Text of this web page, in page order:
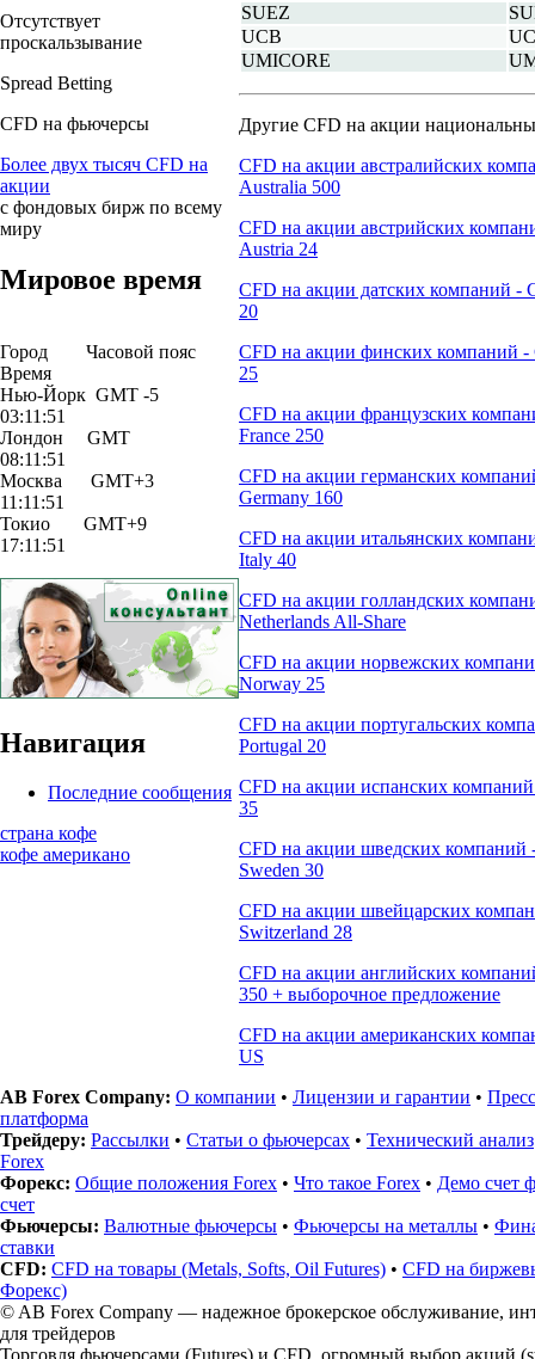
Отсутствует
проскальзывание
Spreаd Betting
CFD на фьючерсы
Более двух тысяч CFD на
акции
с фондовых бирж по всему
миру
Мировое время
Город Часовой пояс
Время
Нью-Йорк GMT -5
03:11:51
Лондон GMT
08:11:51
Москва GMT+3
11:11:51
Токио GMT+9
17:11:51
Навигация
Последние сообщения
страна кофе
кофе американо
SUEZ
UCB
UMICORE
Другие CFD на акции
CFD на акции австралийских
Australia 500
CFD на акции австрийских
Austria 24
CFD на акции датских компаний -
20
CFD на акции финских компаний -
25
CFD на акции французских
France 250
CFD на акции германских
Germany 160
CFD на акции итальянских
Italy 40
CFD на акции голландских
Netherlands All-Share
CFD на акции норвежских
Norway 25
CFD на акции португальских
Portugal 20
CFD на акции испанских
35
CFD на акции шведских компаний
Sweden 30
CFD на акции швейцарских
Switzerland 28
CFD на акции английских
350 + выборочное предложение
CFD на акции американских
US
AB Forex Company: О компании • Лицензии и гарантии •
платформа
Трейдеру: Рассылки • Статьи о фьючерсах • Технический анализ
Forex
Форекс: Общие положения Forex • Что такое Forex • Демо счет
счет
Фьючерсы: Валютные фьючерсы • Фьючерсы на металлы •
ставки
CFD: CFD на товары (Metals, Softs, Oil Futures) • CFD на
Форекс)
© AB Forex Company — надежное брокерское обслуживание,
для трейдеров
Торговля фьючерсами (Futures) и CFD, огромный выбор акций